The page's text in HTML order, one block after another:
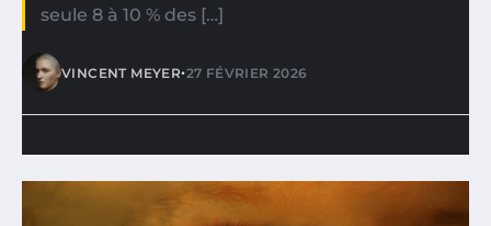
seule 8 à 10 % des […]
VINCENT MEYER•27 FÉVRIER 2026